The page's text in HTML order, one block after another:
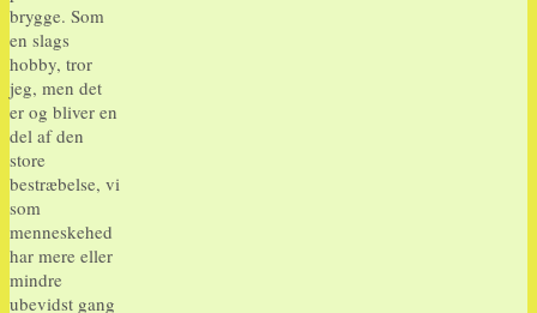
brygge. Som
en slags
hobby, tror
jeg, men det
er og bliver en
del af den
store
bestræbelse, vi
som
menneskehed
har mere eller
mindre
ubevidst gang